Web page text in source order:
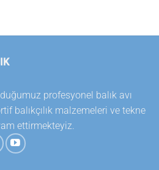
profesyonel balık avı
balıkçılık malzemeleri ve tekne
ettirmekteyiz.